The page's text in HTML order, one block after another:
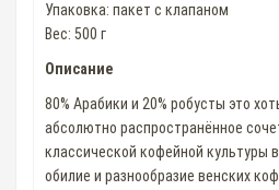
Упаковка: пакет с клапаном
Вес: 500 г
Описание
80% Арабики и 20% робусты это
абсолютно распространённое
классической кофейной культуры
обилие и разнообразие венских